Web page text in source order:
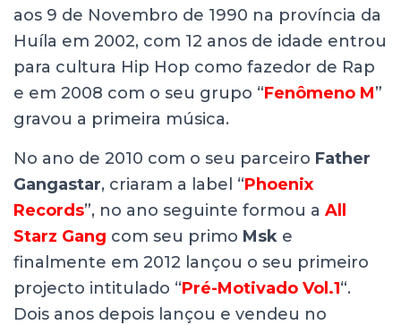
aos 9 de Novembro de 1990 na província da
Huíla em 2002, com 12 anos de idade entrou
para cultura Hip Hop como fazedor de Rap
e em 2008 com o seu grupo “Fenômeno M”
gravou a primeira música.
No ano de 2010 com o seu parceiro Father
Gangastar, criaram a label “Phoenix
Records”, no ano seguinte formou a All
Starz Gang com seu primo Msk e
finalmente em 2012 lançou o seu primeiro
projecto intitulado “Pré-Motivado Vol.1“.
Dois anos depois lançou e vendeu no